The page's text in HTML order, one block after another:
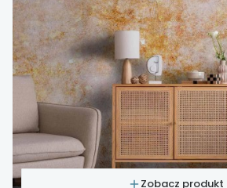
Zobacz produkt